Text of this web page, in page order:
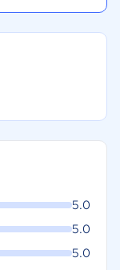
5.0
5.0
5.0